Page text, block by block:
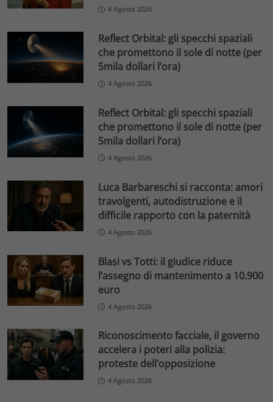
4 Agosto 2026
Reflect Orbital: gli specchi spaziali
che promettono il sole di notte (per
5mila dollari l’ora)
4 Agosto 2026
Reflect Orbital: gli specchi spaziali
che promettono il sole di notte (per
5mila dollari l’ora)
4 Agosto 2026
Luca Barbareschi si racconta: amori
travolgenti, autodistruzione e il
difficile rapporto con la paternità
4 Agosto 2026
Blasi vs Totti: il giudice riduce
l’assegno di mantenimento a 10.900
euro
4 Agosto 2026
Riconoscimento facciale, il governo
accelera i poteri alla polizia:
proteste dell’opposizione
4 Agosto 2026